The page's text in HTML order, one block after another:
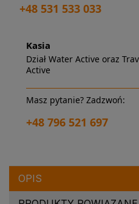
+48 531 533 033
Kasia
Dział Water Active oraz
Active
Masz pytanie? Zadzwoń:
+48 796 521 697
OPIS